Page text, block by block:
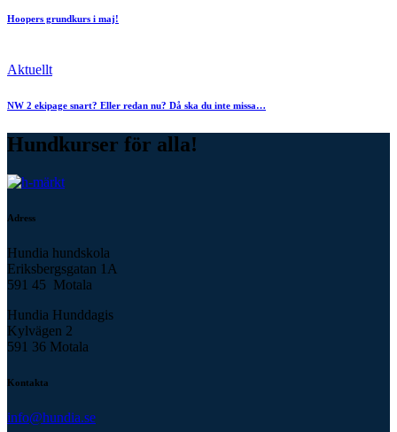
Hoopers grundkurs i maj!
Aktuellt
NW 2 ekipage snart? Eller redan nu? Då ska du inte missa…
Hundkurser för alla!
Adress
Hundia hundskola
Eriksbergsgatan 1A
591 45 Motala
Hundia Hunddagis
Kylvägen 2
591 36 Motala
Kontakta
info@hundia.se